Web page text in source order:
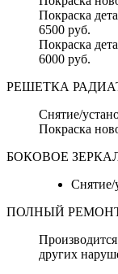
Покраска
6500 руб.
Покраска
6000 руб.
РЕШЕТКА
Снятие/
Покраска
БОКОВОЕ
Снятие/
ПОЛНЫЙ
других